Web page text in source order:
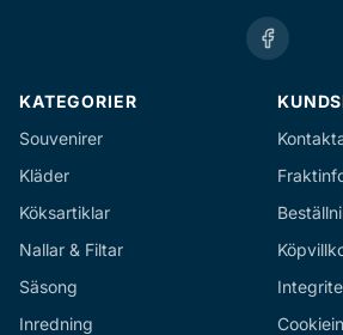
KATEGORIER
Souvenirer
Kläder
Köksartiklar
Nallar & Filtar
Säsong
Inredning